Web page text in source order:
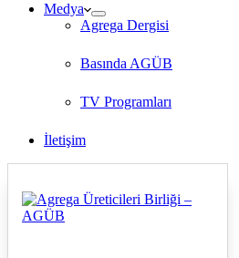
Medya
Agrega Dergisi
Basında AGÜB
TV Programları
İletişim